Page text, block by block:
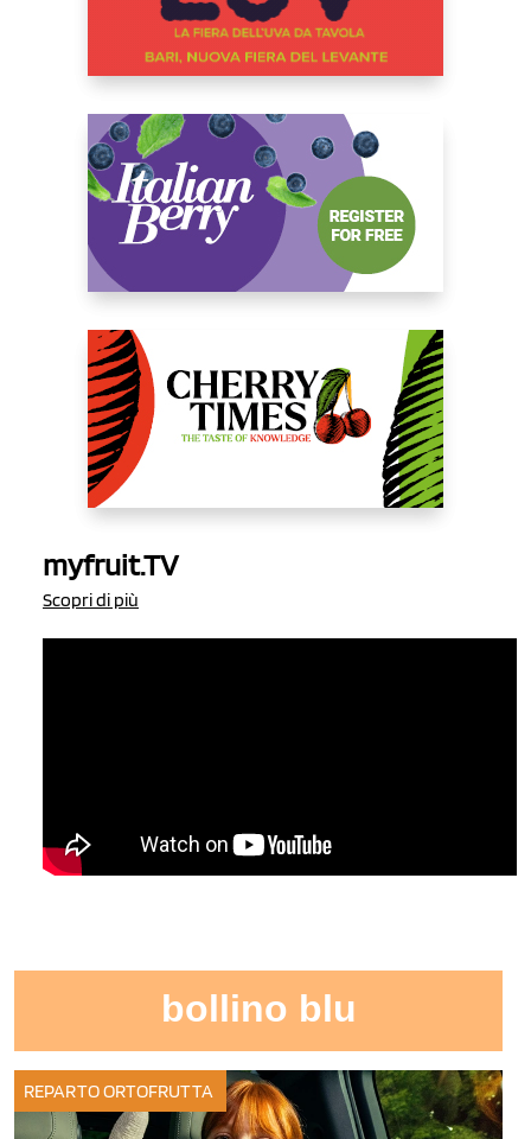
myfruit.TV
Scopri di più
bollino blu
REPARTO ORTOFRUTTA